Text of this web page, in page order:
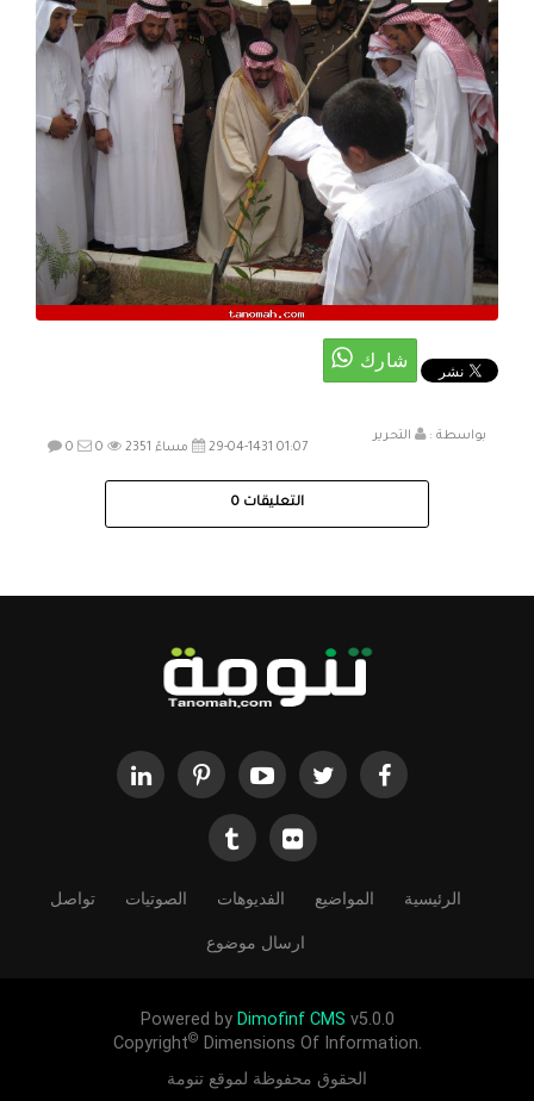
بواسطة :
التحرير
29-04-1431 01:07 مساءً
0 0 2351
التعليقات 0
الرئيسية المواضيع الفديوهات الصوتيات تواصل
ارسال موضوع
Powered by Dimofinf CMS v5.0.0
Copyright© Dimensions Of Information.
الحقوق محفوظة لموقع تنومة